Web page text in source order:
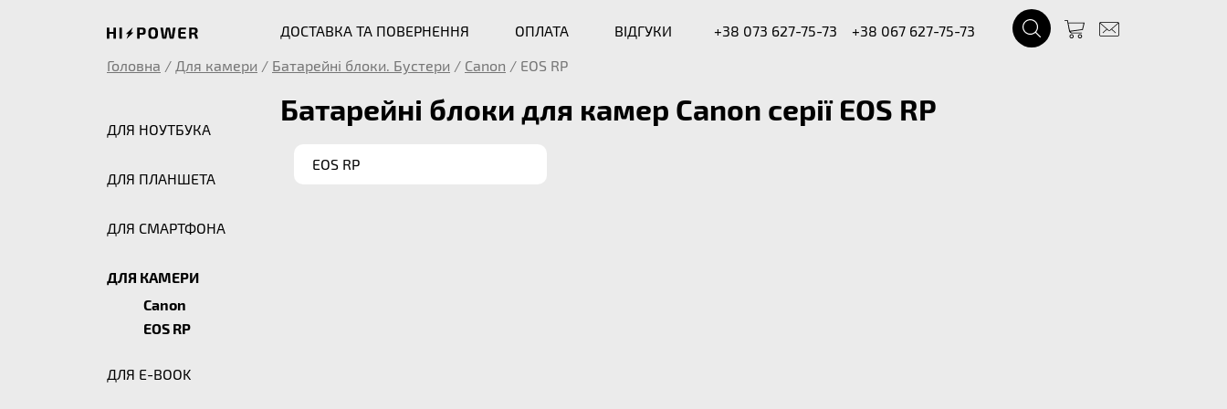
ДОСТАВКА ТА ПОВЕРНЕННЯ ОПЛАТА ВІДГУКИ +38 073 627-75-73
+38 067 627-75-73
Головна / Для камери / Батарейні блоки. Бустери / Canon / EOS RP
ДЛЯ НОУТБУКА
ДЛЯ ПЛАНШЕТА
ДЛЯ СМАРТФОНА
ДЛЯ КАМЕРИ
Canon
EOS RP
ДЛЯ E-BOOK
Батарейні блоки для камер Canon серії EOS RP
EOS RP